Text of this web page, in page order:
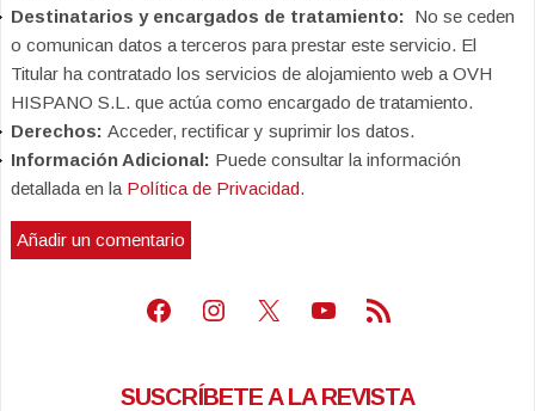
Destinatarios y encargados de tratamiento: No se ceden
o comunican datos a terceros para prestar este servicio. El
Titular ha contratado los servicios de alojamiento web a OVH
HISPANO S.L. que actúa como encargado de tratamiento.
Derechos: Acceder, rectificar y suprimir los datos.
Información Adicional: Puede consultar la información
detallada en la Política de Privacidad.
Facebook
Instagram
X Youtube
Feed RSS
SUSCRÍBETE A LA REVISTA